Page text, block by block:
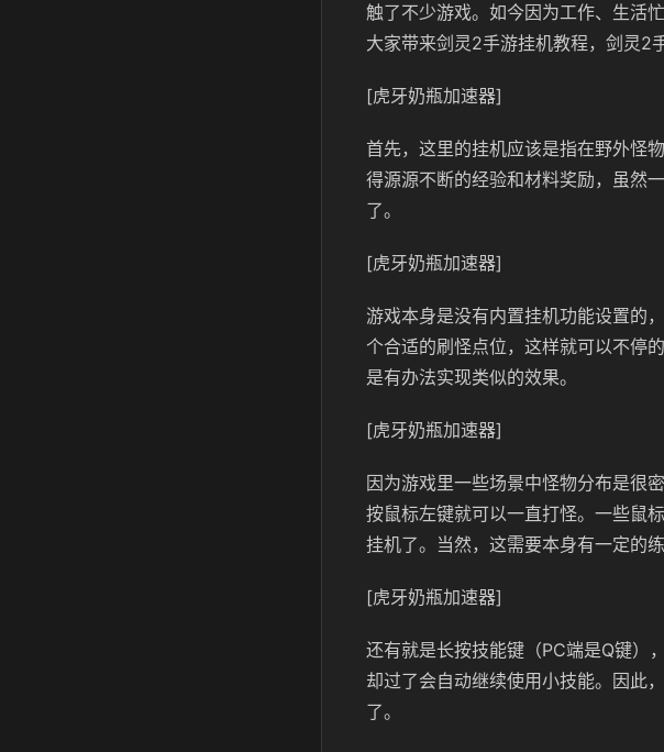
触了不少游戏。如今因为工作、生活
大家带来剑灵2手游挂机教程，剑灵2
[虎牙奶瓶加速器]
首先，这里的挂机应该是指在野外怪
得源源不断的经验和材料奖励，虽然
了。
[虎牙奶瓶加速器]
游戏本身是没有内置挂机功能设置的
个合适的刷怪点位，这样就可以不停
是有办法实现类似的效果。
[虎牙奶瓶加速器]
因为游戏里一些场景中怪物分布是很
按鼠标左键就可以一直打怪。一些鼠
挂机了。当然，这需要本身有一定的
[虎牙奶瓶加速器]
还有就是长按技能键（PC端是Q键）
却过了会自动继续使用小技能。因此
了。